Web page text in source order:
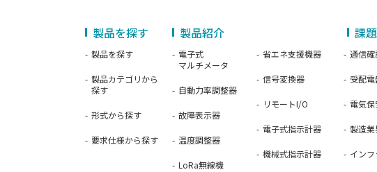
製品を探す
製品を探す
製品カテゴリから
探す
形式から探す
要求仕様から探す
製品紹介 課
電子式
マルチメータ
自動力率調整器
故障表示器
温度調整器
LoRa無線機
省エネ支援機器
信号変換器
リモートI/O
電子式指示計器
機械式指示計器
通信確
受配
電気
製造業
イン